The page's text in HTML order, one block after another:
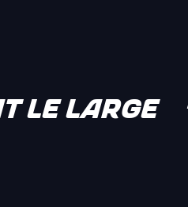
LE LARGE